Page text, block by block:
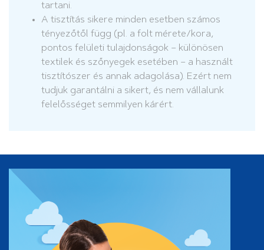
tartani.
A tisztítás sikere minden esetben számos
tényezőtől függ (pl. a folt mérete/kora,
pontos felületi tulajdonságok – különösen
textilek és szőnyegek esetében – a használt
tisztítószer és annak adagolása). Ezért nem
tudjuk garantálni a sikert, és nem vállalunk
felelősséget semmilyen kárért.